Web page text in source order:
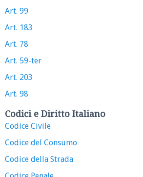
Art. 99
Art. 183
Art. 78
Art. 59-ter
Art. 203
Art. 98
Codici e Diritto Italiano
Codice Civile
Codice del Consumo
Codice della Strada